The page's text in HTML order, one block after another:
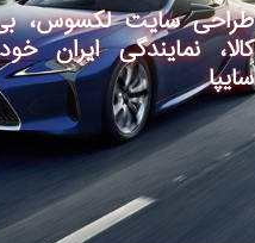
طراحی سایت لکسوس،
کالا، نمایندگی ایران
سایپا